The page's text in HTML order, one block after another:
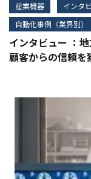
産業機器 インタ
自動化事例（業界別）
インタビュー ：
顧客からの信頼を